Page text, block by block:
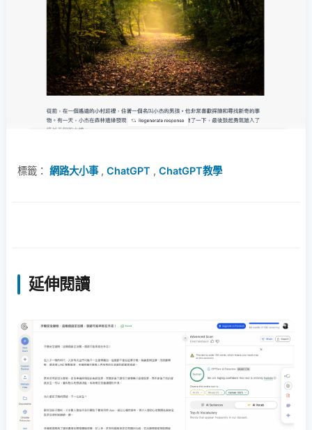
標籤： 網路大小事, ChatGPT , ChatGPT教學
延伸閱讀